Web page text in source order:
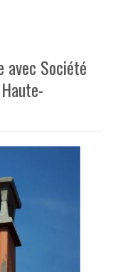
avec Société